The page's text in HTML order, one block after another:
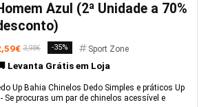
Azul (2ª Unidade a 70%
3,98€ -35% Sport Zone
Levanta Grátis em Loja
Up Bahia Chinelos Dedo Simples e práticos Up
Se procuras um par de chinelos acessível e